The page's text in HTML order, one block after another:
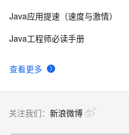
查看更多
Java应用提速（速度与激情）
Java工程师必读手册
关注我们： 新浪微博